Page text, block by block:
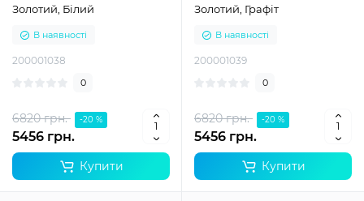
Золотий, Білий
В наявності
200001038
0
6820 грн. -20 %
5456 грн.
Купити
Золотий, Графіт
В наявності
200001039
0
6820 грн. -20 %
5456 грн.
Купити